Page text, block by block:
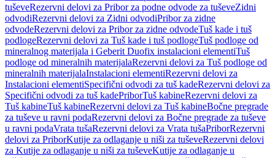
tuševeRezervni delovi za Pribor za podne odvode za tuševeZidni
odvodiRezervni delovi za Zidni odvodiPribor za zidne
odvodeRezervni delovi za Pribor za zidne odvodeTuš kade i tuš
podlogeRezervni delovi za Tuš kade i tuš podlogeTuš podloge od
mineralnog materijala i Geberit Duofix instalacioni elementiTuš
podloge od mineralnih materijalaRezervni delovi za Tuš podloge od
mineralnih materijalaInstalacioni elementiRezervni delovi za
Instalacioni elementiSpecifični odvodi za tuš kadeRezervni delovi za
Specifični odvodi za tuš kadePriborTuš kabineRezervni delovi za
Tuš kabineTuš kabineRezervni delovi za Tuš kabineBočne pregrade
za tuševe u ravni podaRezervni delovi za Bočne pregrade za tuševe
u ravni podaVrata tušaRezervni delovi za Vrata tušaPriborRezervni
delovi za PriborKutije za odlaganje u niši za tuševeRezervni delovi
za Kutije za odlaganje u niši za tuševeKutije za odlaganje u